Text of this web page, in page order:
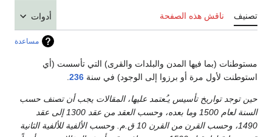
تصنيف ناقش هذه الصفحة أدوات
مساعدة
مستوطنات (بما فيها المدن والبلدات والقرى) التي تأسست (أي
استوطنت لأول مرة أو برزوا إلى الوجود) في سنة 236
حين توجد تواريخ تأسيس يـُعتمد عليها، المقالات يجب أن تصنف حسب
السنة لعام 1500 وما بعده، وحسب العقد من عقد 1300 إلى عقد
1490، وحسب القرن من القرن 10 ق.م. وحسب الألفية للألفية الثانية